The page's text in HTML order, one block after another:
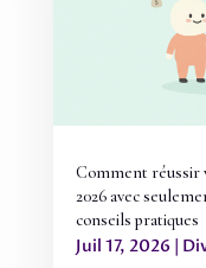
Comment réussir
2026 avec
conseils pratiques
Juil 17, 2026 |